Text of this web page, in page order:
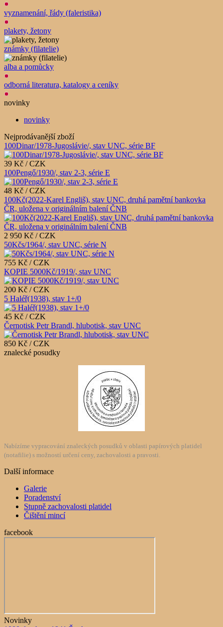
vyznamenání, řády (faleristika)
plakety, žetony
známky (filatelie)
alba a pomůcky
odborná literatura, katalogy a ceníky
novinky
novinky
Nejprodávanější zboží
100Dinar/1978-Jugoslávie/, stav UNC, série BF
39 Kč / CZK
100Pengő/1930/, stav 2-3, série E
48 Kč / CZK
100Kč(2022-Karel Engliš), stav UNC, druhá pamětní bankovka
ČR, uložena v originálním balení ČNB
2 950 Kč / CZK
50Kčs/1964/, stav UNC, série N
755 Kč / CZK
KOPIE 5000Kč/1919/, stav UNC
200 Kč / CZK
5 Haléř(1938), stav 1+/0
45 Kč / CZK
Černotisk Petr Brandl, hlubotisk, stav UNC
850 Kč / CZK
znalecké posudky
Nabízíme vypracování znaleckých posudků v oblasti papírových platidel
(notafilie) s možností určení ceny, zachovalosti a pravosti.
Další informace
Galerie
Poradenství
Stupně zachovalosti platidel
Čištění mincí
facebook
Novinky